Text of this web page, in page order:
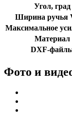
Угол, град
Ширина ручья
Максимальное
Материал
DXF-
Фото и